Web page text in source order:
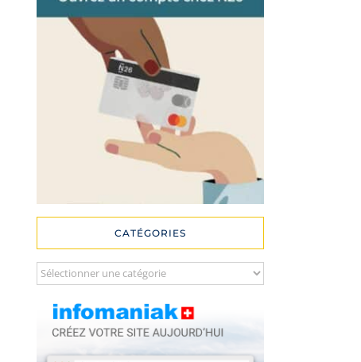
CATÉGORIES
Catégories